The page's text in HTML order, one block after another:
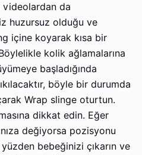
da
huzursuz olduğu ve
içine koyarak kısa bir
kolik ağlamalarına
başladığında
böyle bir durumda
Wrap slinge oturtun.
dikkat edin. Eğer
değiyorsa pozisyonu
bebeğinizi çıkarın ve